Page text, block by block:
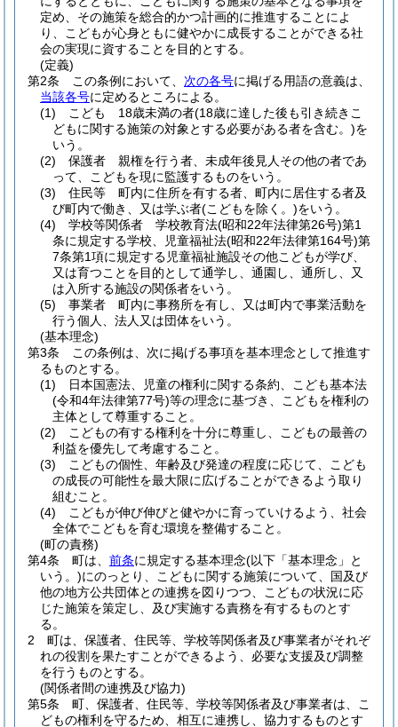
定め、その施策を総合的かつ計画的に推進することによ
り、こどもが心身ともに健やかに成長することができる社
会の実現に資することを目的とする。
(定義)
第2条
この条例において、 次の各号に掲げる用語の意義は、
当該各号に定めるところによる。
(1)
こども 18歳未満の者(18歳に達した後も引き続きこ
どもに関する施策の対象とする必要がある者を含む。)を
いう。
(2)
保護者 親権を行う者、未成年後見人その他の者であ
って、こどもを現に監護するものをいう。
(3)
住民等 町内に住所を有する者、町内に居住する者及
び町内で働き、又は学ぶ者(こどもを除く。)をいう。
(4)
学校等関係者 学校教育法(昭和22年法律第26号)第1
条に規定する学校、児童福祉法(昭和22年法律第164号)第
7条第1項に規定する児童福祉施設その他こどもが学び、
又は育つことを目的として通学し、通園し、通所し、又
は入所する施設の関係者をいう。
(5)
事業者 町内に事務所を有し、又は町内で事業活動を
行う個人、法人又は団体をいう。
(基本理念)
第3条
この条例は、次に掲げる事項を基本理念として推進す
るものとする。
(1)
日本国憲法、児童の権利に関する条約、こども基本法
(令和4年法律第77号)等の理念に基づき、こどもを権利の
主体として尊重すること。
(2)
こどもの有する権利を十分に尊重し、こどもの最善の
利益を優先して考慮すること。
(3)
こどもの個性、年齢及び発達の程度に応じて、こども
の成長の可能性を最大限に広げることができるよう取り
組むこと。
(4)
こどもが伸び伸びと健やかに育っていけるよう、社会
全体でこどもを育む環境を整備すること。
(町の責務)
第4条
町は、 前条に規定する基本理念(以下「基本理念」と
いう。)にのっとり、こどもに関する施策について、国及び
他の地方公共団体との連携を図りつつ、こどもの状況に応
じた施策を策定し、及び実施する責務を有するものとす
る。
2
町は、保護者、住民等、学校等関係者及び事業者がそれぞ
れの役割を果たすことができるよう、必要な支援及び調整
を行うものとする。
(関係者間の連携及び協力)
第5条
町、保護者、住民等、学校等関係者及び事業者は、こ
どもの権利を守るため、相互に連携し、協力するものとす